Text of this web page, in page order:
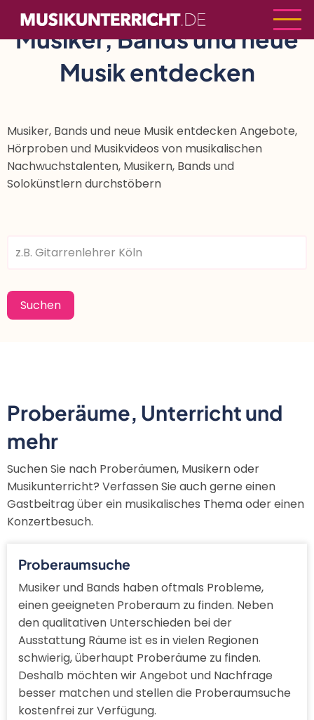
zum
InhaltMusiker, Bands und neue
Musik entdecken
Musiker, Bands und neue Musik entdecken Angebote,
Hörproben und Musikvideos von musikalischen
Nachwuchstalenten, Musikern, Bands und
Solokünstlern durchstöbern
Proberäume, Unterricht und
mehr
Suchen Sie nach Proberäumen, Musikern oder
Musikunterricht? Verfassen Sie auch gerne einen
Gastbeitrag über ein musikalisches Thema oder einen
Konzertbesuch.
Proberaumsuche
Musiker und Bands haben oftmals Probleme,
einen geeigneten Proberaum zu finden. Neben
den qualitativen Unterschieden bei der
Ausstattung Räume ist es in vielen Regionen
schwierig, überhaupt Proberäume zu finden.
Deshalb möchten wir Angebot und Nachfrage
besser matchen und stellen die Proberaumsuche
kostenfrei zur Verfügung.